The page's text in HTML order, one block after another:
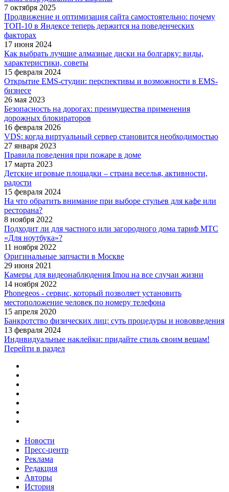
7 октября 2025
Продвижение и оптимизация сайта самостоятельно: почему
ТОП-10 в Яндексе теперь держится на поведенческих
факторах
17 июня 2024
Как выбрать лучшие алмазные диски на болгарку: виды,
характеристики, советы
15 февраля 2024
Открытие EMS-студии: перспективы и возможности в EMS-
бизнесе
26 мая 2023
Безопасность на дорогах: преимущества применения
дорожных блокираторов
16 февраля 2026
VDS: когда виртуальный сервер становится необходимостью
27 января 2023
Правила поведения при пожаре в доме
17 марта 2023
Детские игровые площадки – страна веселья, активности,
радости
15 февраля 2024
На что обратить внимание при выборе стульев для кафе или
ресторана?
8 ноября 2022
Подходит ли для частного или загородного дома тариф МТС
«Для ноутбука»?
11 ноября 2022
Оригинальные запчасти в Москве
29 июня 2021
Камеры для видеонаблюдения Imou на все случаи жизни
14 ноября 2022
Phonegeos - сервис, который позволяет установить
местоположение человек по номеру телефона
15 апреля 2020
Банкротство физических лиц: суть процедуры и нововведения
13 февраля 2024
Индивидуальные наклейки: придайте стиль своим вещам!
Перейти в раздел
Новости
Пресс-центр
Реклама
Редакция
Авторы
История